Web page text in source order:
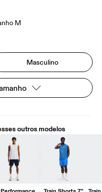
M
Masculino
outros modelos